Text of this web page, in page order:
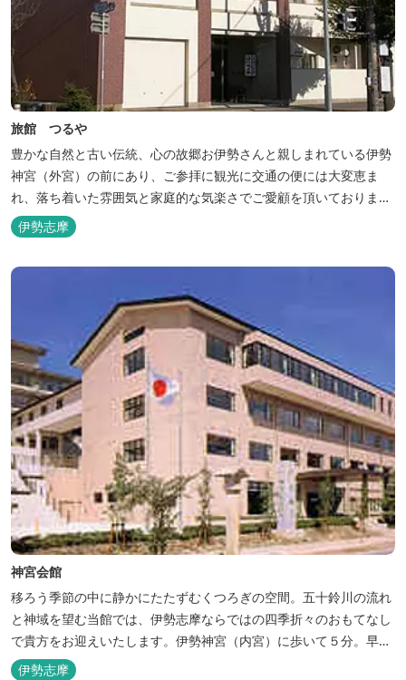
旅館 つるや
豊かな自然と古い伝統、心の故郷お伊勢さんと親しまれている伊勢
神宮（外宮）の前にあり、ご参拝に観光に交通の便には大変恵ま
れ、落ち着いた雰囲気と家庭的な気楽さでご愛顧を頂いておりま
す。
伊勢志摩
神宮会館
移ろう季節の中に静かにたたずむくつろぎの空間。五十鈴川の流れ
と神域を望む当館では、伊勢志摩ならではの四季折々のおもてなし
で貴方をお迎えいたします。伊勢神宮（内宮）に歩いて５分。早朝
参拝を体験できます。
伊勢志摩